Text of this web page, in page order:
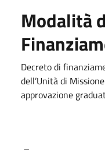
Modalità
Decreto di
dell’Unità di
approvazione